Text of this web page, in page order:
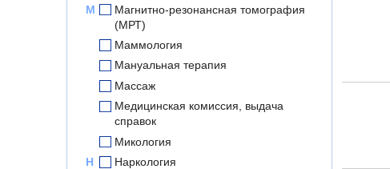
М
Магнитно-резонансная томография
(МРТ)
Маммология
Мануальная терапия
Массаж
Медицинская комиссия, выдача
справок
Микология
Н
Наркология